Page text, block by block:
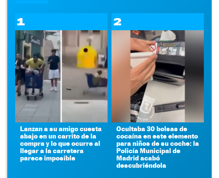
1
Lanzan a su amigo cuesta
abajo en un carrito de la
compra y lo que ocurre al
llegar a la carretera
parece imposible
2
Ocultaba 30 bolsas de
cocaína en este elemento
para niños de su coche: la
Policía Municipal de
Madrid acabó
descubriéndola